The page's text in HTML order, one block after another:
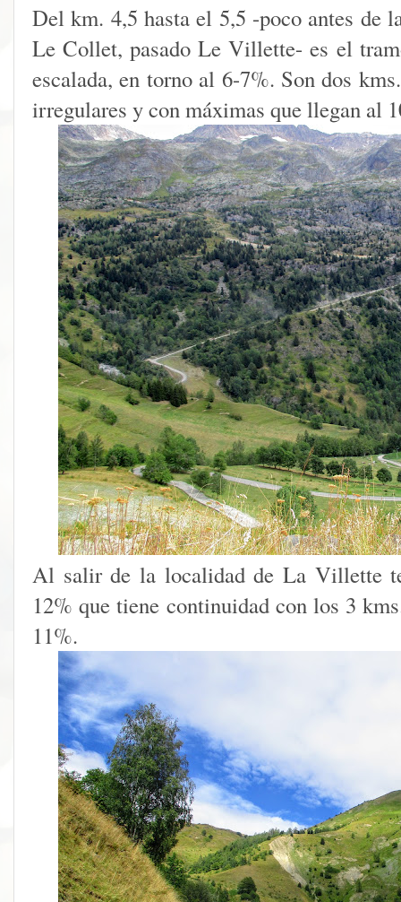
Del km. 4,5 hasta el 5,5 -poco antes de
Le Collet, pasado Le Villette- es el
escalada, en torno al 6-7%. Son dos
irregulares y con máximas que llegan al
Al salir de la localidad de La Villette
12% que tiene continuidad con los 3
11%.